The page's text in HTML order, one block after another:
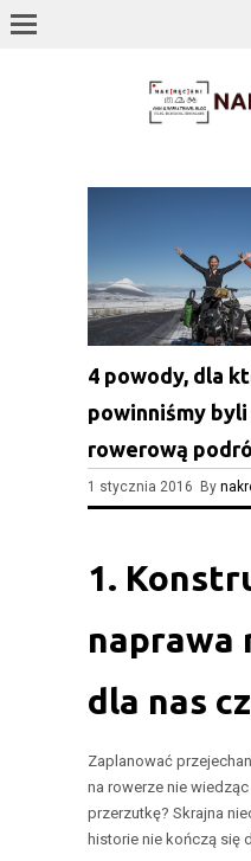
4 powody, dla
powinniśmy
rowerową
1 stycznia 2016 By
1.
naprawa
dla nas
Zaplanować
na rowerze nie
przerzutkę? Skrajna
historie nie kończą się